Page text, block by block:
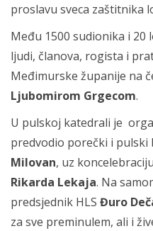
proslavu sveca zaštitnika
Među 1500 sudionika i 20
ljudi, članova, rogista i
Međimurske županije na
Ljubomirom Grgecom.
U pulskoj katedrali je
predvodio porečki i pulski
Milovan, uz
Rikarda Lekaja. Na
predsjednik HLS Đuro
za sve preminulem, ali i